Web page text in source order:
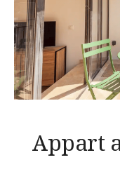
Appart